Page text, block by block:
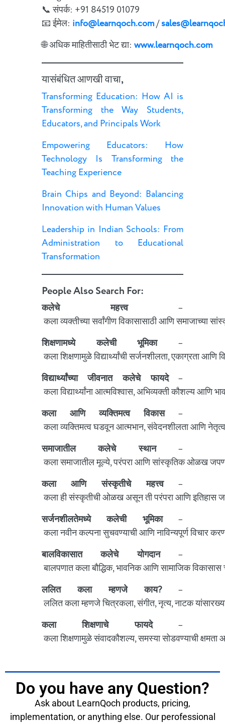
📞 संपर्क: +91 84519 01079
📧 ईमेल: info@learnqoch.com/
🌐 अधिक माहितीसाठी भेट द्या: www.learnqoch.com
यासंबंधित आणखी वाचा,
Transforming Education: How AI is
Transforming the Way Students,
Educators, and Principals Work
Empowering Educators: How
Technology Is Transforming the
Teaching Experience
Brain Chips and Beyond: Balancing
Innovation with Human Values
Leadership in Indian Schools: From
Administration to Educational
Transformation
People Also Search For:
कलेचे महत्त्व–
कला व्यक्तीच्या सर्वांगीण विकासासाठी आणि समाजाच्या
शिक्षणामध्ये कलेची भूमिका–
कला शिक्षणामुळे विद्यार्थ्यांची सर्जनशीलता, एकाग्रता आणि
विद्यार्थ्यांच्या जीवनात कलेचे फायदे–
कला विद्यार्थ्यांना आत्मविश्वास, अभिव्यक्ती कौशल्य आणि
कला आणि व्यक्तिमत्व विकास–
कला व्यक्तिमत्व घडवून आत्मभान, संवेदनशीलता आणि
समाजातील कलेचे स्थान–
कला समाजातील मूल्ये, परंपरा आणि सांस्कृतिक ओळख
कला आणि संस्कृतीचे महत्त्व–
कला ही संस्कृतीची ओळख असून ती परंपरा आणि इतिहास
सर्जनशीलतेमध्ये कलेची भूमिका–
कला नवीन कल्पना सुचवण्याची आणि नाविन्यपूर्ण विचार
बालविकासात कलेचे योगदान–
बालपणात कला बौद्धिक, भावनिक आणि सामाजिक
ललित कला म्हणजे काय?–
ललित कला म्हणजे चित्रकला, संगीत, नृत्य, नाटक
कला शिक्षणाचे फायदे–
कला शिक्षणामुळे संवादकौशल्य, समस्या सोडवण्याची क्षमता
Do you have any Question?
Ask about LearnQoch products, pricing,
implementation, or anything else. Our perofessional